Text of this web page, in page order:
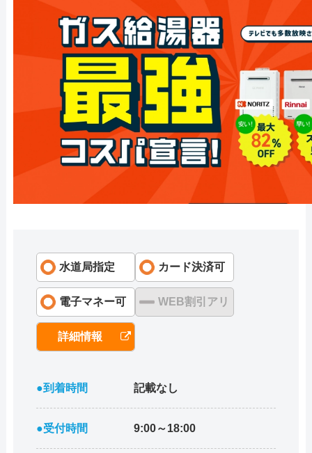
水道局指定 カード決済可
電子マネー可 WEB割引アリ
詳細情報
●到着時間 記載なし
●受付時間 9:00～18:00